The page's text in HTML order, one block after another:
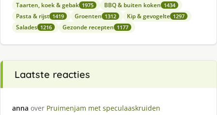
Taarten, koek & gebak 1975 BBQ & buiten koken 1434
Pasta & rijst 1419 Groenten 1312 Kip & gevogelte 1297
Salades 1216 Gezonde recepten 1177
Laatste reacties
anna over Pruimenjam met speculaaskruiden